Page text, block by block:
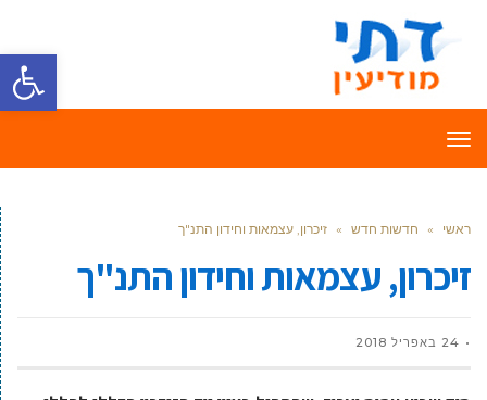
פתח
תפריט
ראשי » חדשות חדש » זיכרון, עצמאות וחידון התנ"ך
זיכרון, עצמאות וחידון התנ"ך
24 באפריל 2018